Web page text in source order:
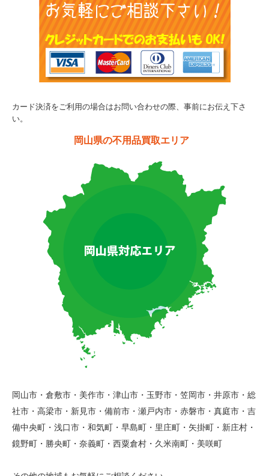
カード決済をご利用の場合はお問い合わせの際、事前にお伝え下さ
い。
岡山県の不用品買取エリア
岡山市・倉敷市・美作市・津山市・玉野市・笠岡市・井原市・総
社市・高梁市・新見市・備前市・瀬戸内市・赤磐市・真庭市・吉
備中央町・浅口市・和気町・早島町・里庄町・矢掛町・新庄村・
鏡野町・勝央町・奈義町・西粟倉村・久米南町・美咲町